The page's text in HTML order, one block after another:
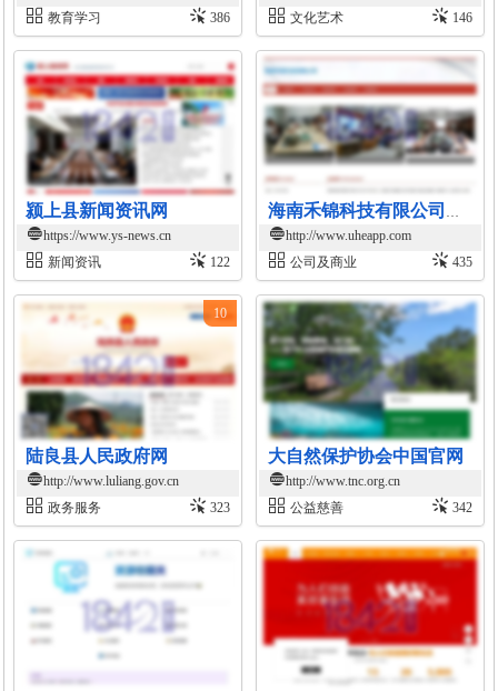
教育学习
386
文化艺术
146
颍上县新闻资讯网
https://www.ys-news.cn
新闻资讯
122
海南禾锦科技有限公司官网
http://www.uheapp.com
公司及商业
435
陆良县人民政府网
http://www.luliang.gov.cn
政务服务
323
10
大自然保护协会中国官网
http://www.tnc.org.cn
公益慈善
342